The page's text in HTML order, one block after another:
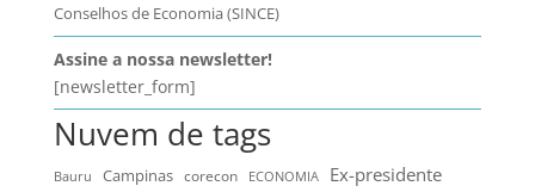
Conselhos de Economia (SINCE)
Assine a nossa newsletter!
[newsletter_form]
Nuvem de tags
Bauru Campinas corecon ECONOMIA Ex-presidente